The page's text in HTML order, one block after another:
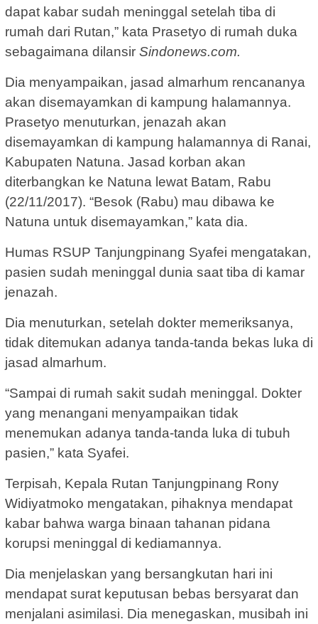
dapat kabar sudah meninggal setelah tiba di
rumah dari Rutan,” kata Prasetyo di rumah duka
sebagaimana dilansir Sindonews.com.
Dia menyampaikan, jasad almarhum rencananya
akan disemayamkan di kampung halamannya.
Prasetyo menuturkan, jenazah akan
disemayamkan di kampung halamannya di Ranai,
Kabupaten Natuna. Jasad korban akan
diterbangkan ke Natuna lewat Batam, Rabu
(22/11/2017). “Besok (Rabu) mau dibawa ke
Natuna untuk disemayamkan,” kata dia.
Humas RSUP Tanjungpinang Syafei mengatakan,
pasien sudah meninggal dunia saat tiba di kamar
jenazah.
Dia menuturkan, setelah dokter memeriksanya,
tidak ditemukan adanya tanda-tanda bekas luka di
jasad almarhum.
“Sampai di rumah sakit sudah meninggal. Dokter
yang menangani menyampaikan tidak
menemukan adanya tanda-tanda luka di tubuh
pasien,” kata Syafei.
Terpisah, Kepala Rutan Tanjungpinang Rony
Widiyatmoko mengatakan, pihaknya mendapat
kabar bahwa warga binaan tahanan pidana
korupsi meninggal di kediamannya.
Dia menjelaskan yang bersangkutan hari ini
mendapat surat keputusan bebas bersyarat dan
menjalani asimilasi. Dia menegaskan, musibah ini